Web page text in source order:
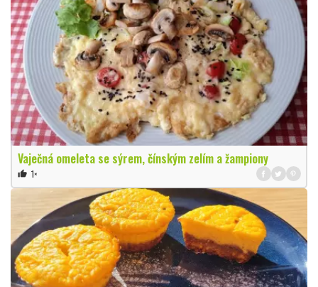
Vaječná omeleta se sýrem, čínským zelím a žampiony
thumb_up 1×